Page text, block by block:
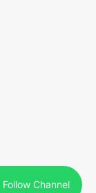
Follow Channel